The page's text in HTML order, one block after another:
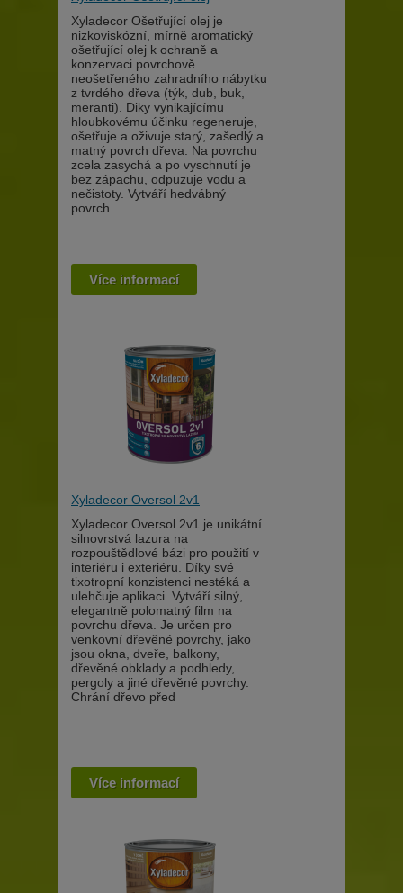
Xyladecor Ošetřující olej je
nizkoviskózní, mírně aromatický
ošetřující olej k ochraně a
konzervaci povrchově
neošetřeného zahradního nábytku
z tvrdého dřeva (týk, dub, buk,
meranti). Diky vynikajícímu
hloubkovému účinku regeneruje,
ošetřuje a oživuje starý, zašedlý a
matný povrch dřeva. Na povrchu
zcela zasychá a po vyschnutí je
bez zápachu, odpuzuje vodu a
nečistoty. Vytváří hedvábný
povrch.
Více informací
Xyladecor Oversol 2v1
Xyladecor Oversol 2v1 je unikátní
silnovrstvá lazura na
rozpouštědlové bázi pro použití v
interiéru i exteriéru. Díky své
tixotropní konzistenci nestéká a
ulehčuje aplikaci. Vytváří silný,
elegantně polomatný film na
povrchu dřeva. Je určen pro
venkovní dřevěné povrchy, jako
jsou okna, dveře, balkony,
dřevěné obklady a podhledy,
pergoly a jiné dřevěné povrchy.
Chrání dřevo před
Více informací